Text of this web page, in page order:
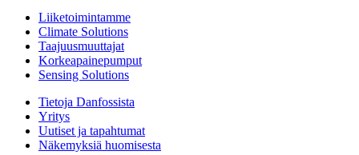
Liiketoimintamme
Climate Solutions
Taajuusmuuttajat
Korkeapainepumput
Sensing Solutions
Tietoja Danfossista
Yritys
Uutiset ja tapahtumat
Näkemyksiä huomisesta